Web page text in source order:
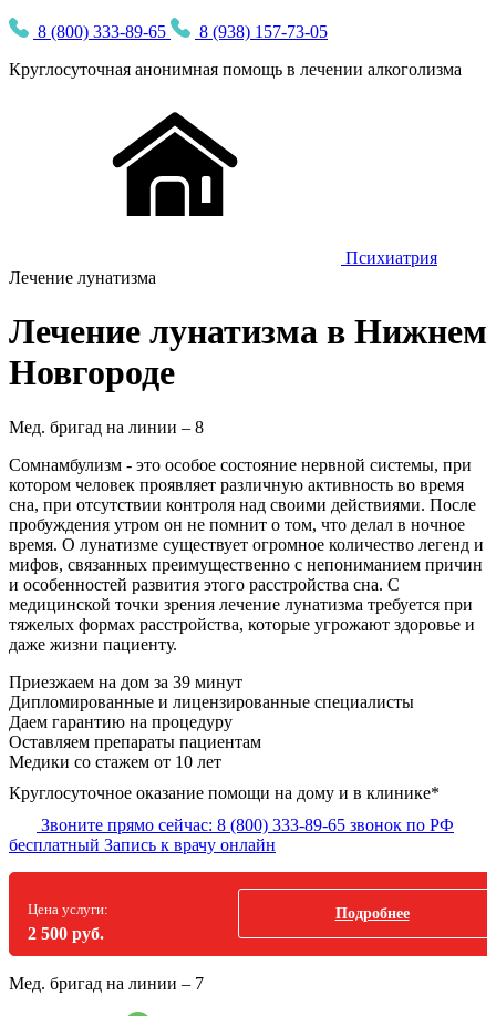
8 (800) 333-89-65
8 (938) 157-73-05
Круглосуточная анонимная помощь в лечении алкоголизма
Психиатрия
Лечение лунатизма
Лечение лунатизма в Нижнем
Новгороде
Мед. бригад на линии – 8
Сомнамбулизм - это особое состояние нервной системы, при
котором человек проявляет различную активность во время
сна, при отсутствии контроля над своими действиями. После
пробуждения утром он не помнит о том, что делал в ночное
время. О лунатизме существует огромное количество легенд и
мифов, связанных преимущественно с непониманием причин
и особенностей развития этого расстройства сна. С
медицинской точки зрения лечение лунатизма требуется при
тяжелых формах расстройства, которые угрожают здоровье и
даже жизни пациенту.
Приезжаем на дом за 39 минут
Дипломированные и лицензированные специалисты
Даем гарантию на процедуру
Оставляем препараты пациентам
Медики со стажем от 10 лет
Круглосуточное оказание помощи на дому и в клинике*
Звоните прямо сейчас: 8 (800) 333-89-65 звонок по РФ
бесплатный Запись к врачу онлайн
Цена услуги:
2 500 руб.
Подробнее
Мед. бригад на линии – 7